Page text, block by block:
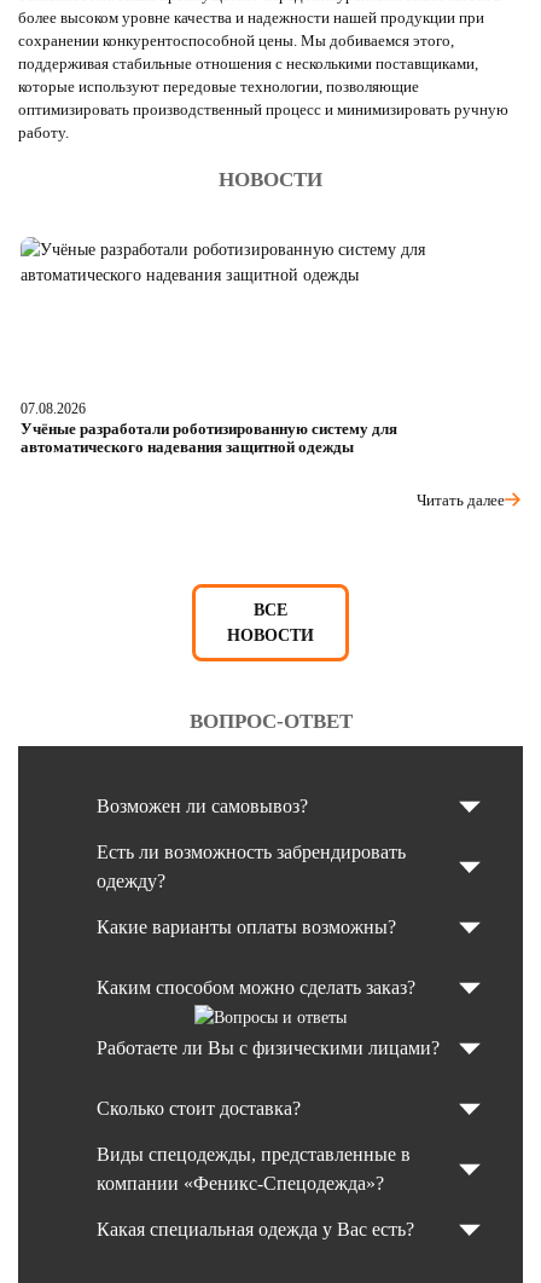
более высоком уровне качества и надежности нашей продукции при
сохранении конкурентоспособной цены. Мы добиваемся этого,
поддерживая стабильные отношения с несколькими поставщиками,
которые используют передовые технологии, позволяющие
оптимизировать производственный процесс и минимизировать ручную
работу.
НОВОСТИ
07.08.2026
Учёные разработали роботизированную систему для
автоматического надевания защитной одежды
Читать далее
ВСЕ
НОВОСТИ
ВОПРОС-ОТВЕТ
Возможен ли самовывоз?
Есть ли возможность забрендировать
одежду?
Какие варианты оплаты возможны?
Каким способом можно сделать заказ?
Работаете ли Вы с физическими лицами?
Сколько стоит доставка?
Виды спецодежды, представленные в
компании «Феникс-Спецодежда»?
Какая специальная одежда у Вас есть?